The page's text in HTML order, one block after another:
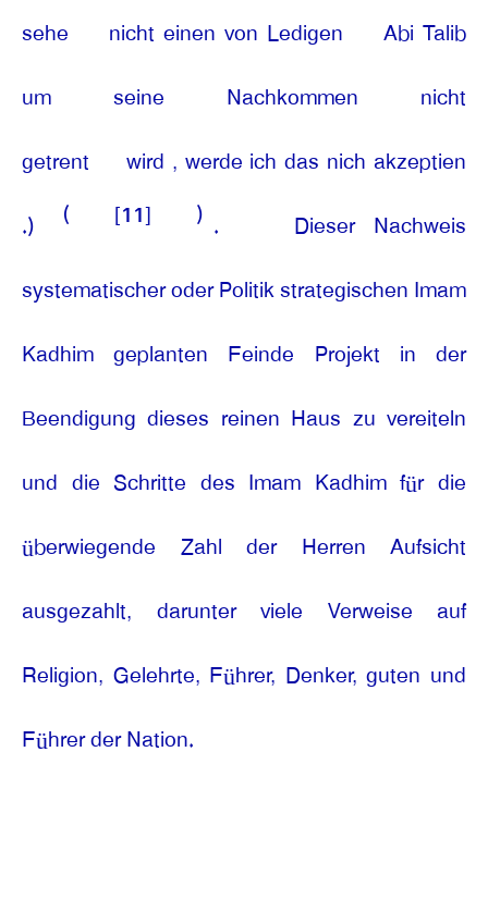
sehe nicht einen von Ledigen
Abi Talib
um
seine Nachkommen
nicht
getrent
wird , werde ich das nich akzeptien
.)
( [11] ) .
Dieser Nachweis
systematischer oder Politik strategischen Imam
Kadhim geplanten Feinde Projekt in der
Beendigung dieses reinen Haus zu vereiteln
und die Schritte des Imam Kadhim für die
überwiegende Zahl der Herren Aufsicht
ausgezahlt, darunter viele Verweise auf
Religion, Gelehrte, Führer, Denker, guten und
Führer der Nation.